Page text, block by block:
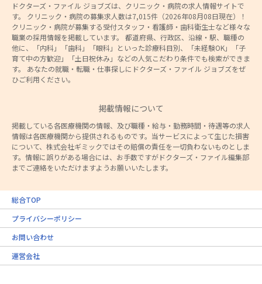
ドクターズ・ファイル ジョブズは、クリニック・病院の求人情報サイトで
す。 クリニック・病院の募集求人数は7,015件（2026年08月08日現在）！
クリニック・病院が募集する受付スタッフ・看護師・歯科衛生士など様々な
職業の採用情報を掲載しています。 都道府県、行政区、沿線・駅、職種の
他に、「内科」「歯科」「眼科」といった診療科目別、「未経験OK」「子
育て中の方歓迎」「土日祝休み」などの人気こだわり条件でも検索ができま
す。 あなたの就職・転職・仕事探しにドクターズ・ファイル ジョブズをぜ
ひご利用ください。
掲載情報について
掲載している各医療機関の情報、及び職種・給与・勤務時間・待遇等の求人
情報は各医療機関から提供されるものです。当サービスによって生じた損害
について、株式会社ギミックではその賠償の責任を一切負わないものとしま
す。情報に誤りがある場合には、お手数ですがドクターズ・ファイル編集部
までご連絡をいただけますようお願いいたします。
総合TOP
プライバシーポリシー
お問い合わせ
運営会社